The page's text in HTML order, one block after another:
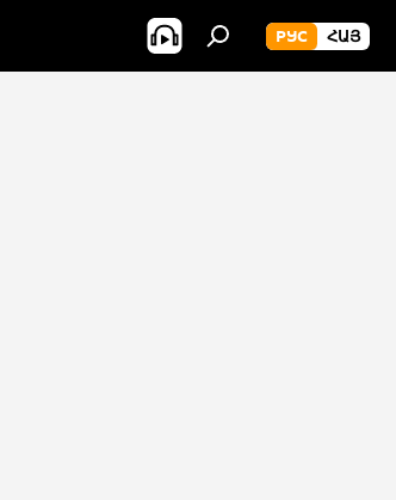
РУС ՀԱՅ